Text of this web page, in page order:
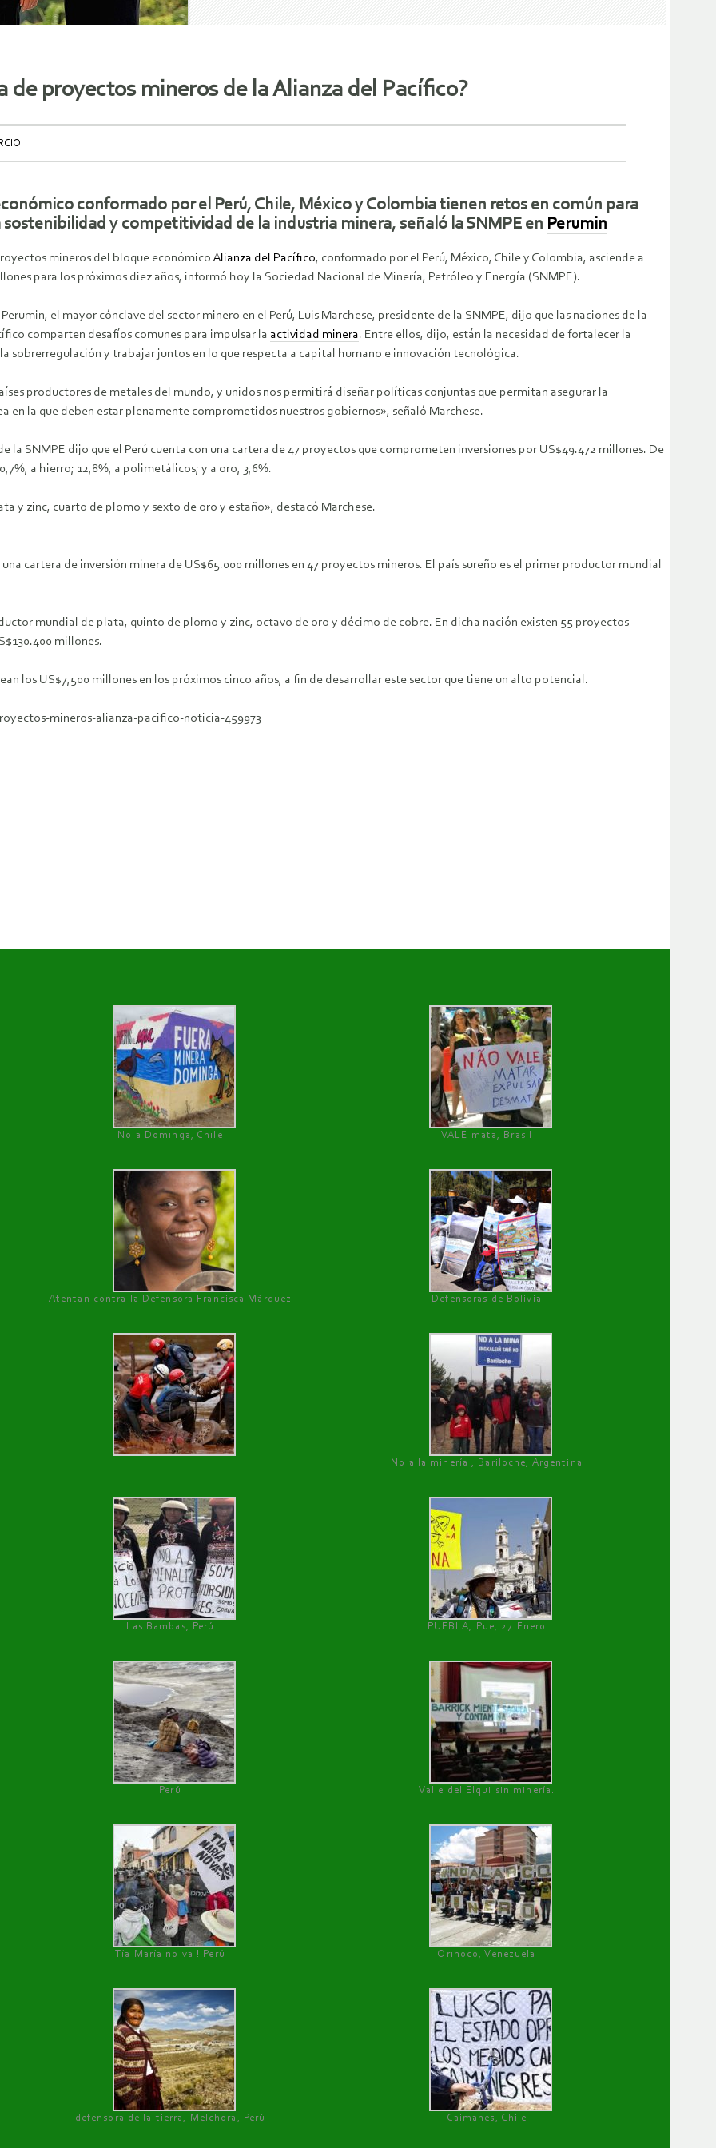
de proyectos mineros de la Alianza del Pacífico?
conformado por el Perú, Chile, México y Colombia tienen retos en común para
sostenibilidad y competitividad de la industria minera, señaló la SNMPE en Perumin
mineros del bloque económicoAlianza del Pacífico, conformado por el Perú, México, Chile y Colombia, asciende a
para los próximos diez años, informó hoy la Sociedad Nacional de Minería, Petróleo y Energía (SNMPE).
el mayor cónclave del sector minero en el Perú, Luis Marchese, presidente de la SNMPE, dijo que las naciones de la
comparten desafíos comunes para impulsar la actividad minera. Entre ellos, dijo, están la necesidad de fortalecer la
y trabajar juntos en lo que respecta a capital humano e innovación tecnológica.
productores de metales del mundo, y unidos nos permitirá diseñar políticas conjuntas que permitan asegurar la
la que deben estar plenamente comprometidos nuestros gobiernos», señaló Marchese.
SNMPE dijo que el Perú cuenta con una cartera de 47 proyectos que comprometen inversiones por US$49.472 millones. De
a hierro; 12,8%, a polimetálicos; y a oro, 3,6%.
y zinc, cuarto de plomo y sexto de oro y estaño», destacó Marchese.
cartera de inversión minera de US$65.000 millones en 47 proyectos mineros. El país sureño es el primer productor mundial
mundial de plata, quinto de plomo y zinc, octavo de oro y décimo de cobre. En dicha nación existen 55 proyectos
millones.
los US$7,500 millones en los próximos cinco años, a fin de desarrollar este sector que tiene un alto potencial.
mineros-alianza-pacifico-noticia-459973
No a Dominga, Chile
VALE mata, Brasil
Atentan contra la Defensora Francisca Márquez Defensoras de Bolivia
No a la minería , Bariloche, Argentina
Las Bambas, Perú PUEBLA, Pue, 27 Enero
Perú Valle del Elqui sin minería.
Tía María no va ! Perú Orinoco, Venezuela
defensora de la tierra, Melchora, Perú Caimanes, Chile